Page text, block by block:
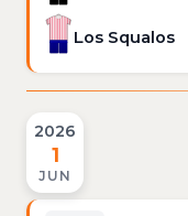
Los Squalos
2026
1
JUN